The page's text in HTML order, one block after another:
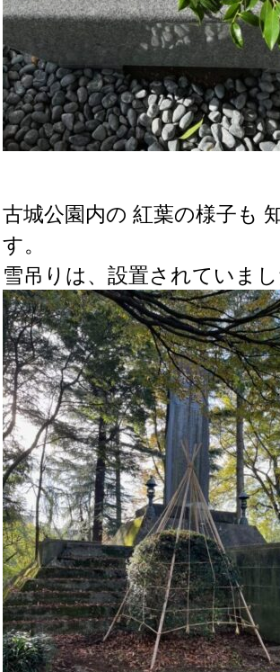
古城公園内の 紅葉の様子も
す。
雪吊りは、設置されていま